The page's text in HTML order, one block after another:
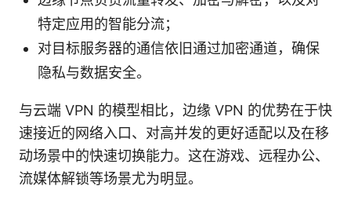
特定应用的智能分流；
对目标服务器的通信依旧通过加密通道，确保
隐私与数据安全。
与云端 VPN 的模型相比，边缘 VPN 的优势在于快
速接近的网络入口、对高并发的更好适配以及在移
动场景中的快速切换能力。这在游戏、远程办公、
流媒体解锁等场景尤为明显。